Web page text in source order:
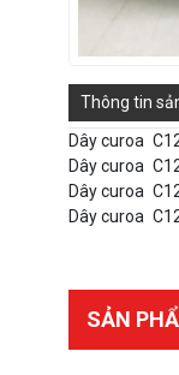
Thông tin
Dây curoa
Dây curoa
Dây curoa
Dây curoa
SẢN